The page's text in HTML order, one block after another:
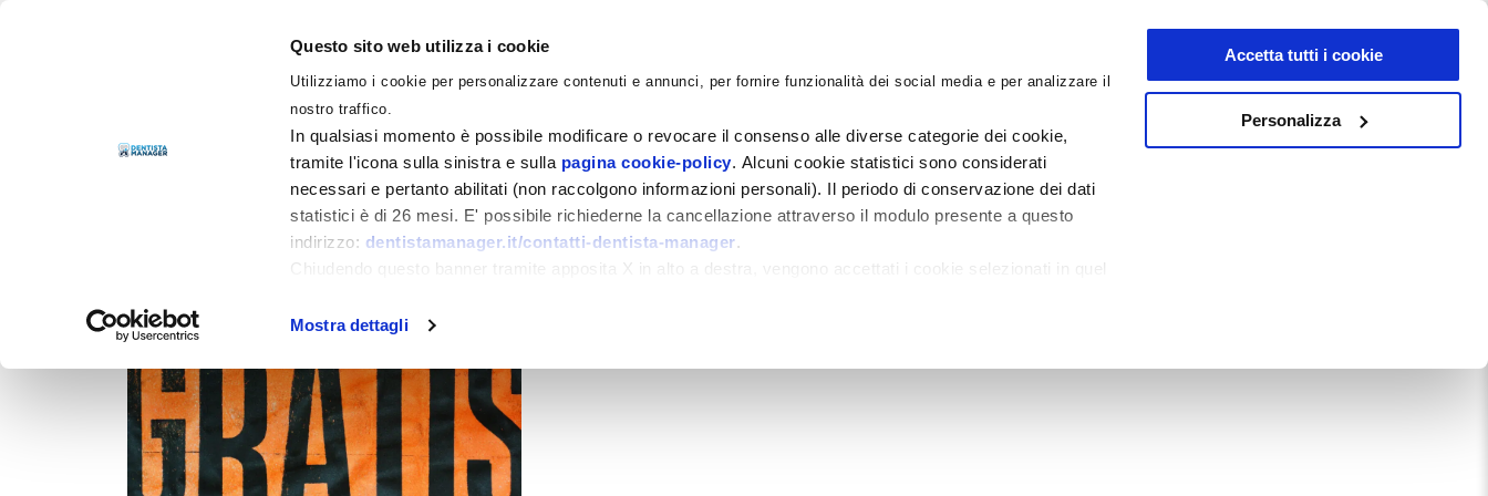
Questo sito web utilizza i cookie
Utilizziamo i cookie per personalizzare contenuti e annunci, per fornire funzionalità dei social media e per analizzare il
nostro traffico.
In qualsiasi momento è possibile modificare o revocare il consenso alle diverse categorie dei cookie,
tramite l'icona sulla sinistra e sulla pagina cookie-policy. Alcuni cookie statistici sono considerati
necessari e pertanto abilitati (non raccolgono informazioni personali). Il periodo di conservazione dei dati
statistici è di 26 mesi. E' possibile richiederne la cancellazione attraverso il modulo presente a questo
indirizzo: dentistamanager.it/contatti-dentista-manager.
Chiudendo questo banner tramite apposita X in alto a destra, vengono accettati i cookie selezionati in quel
Mostra dettagli
Accetta tutti i cookie
Personalizza
NEWSLETTER
DOCUMENTI 0 0
Categorie